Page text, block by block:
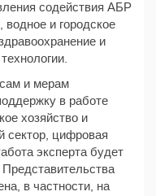
содействия АБР
водное и городское
и
и мерам
в работе
хозяйство и
сектор, цифровая
эксперта будет
в частности, на